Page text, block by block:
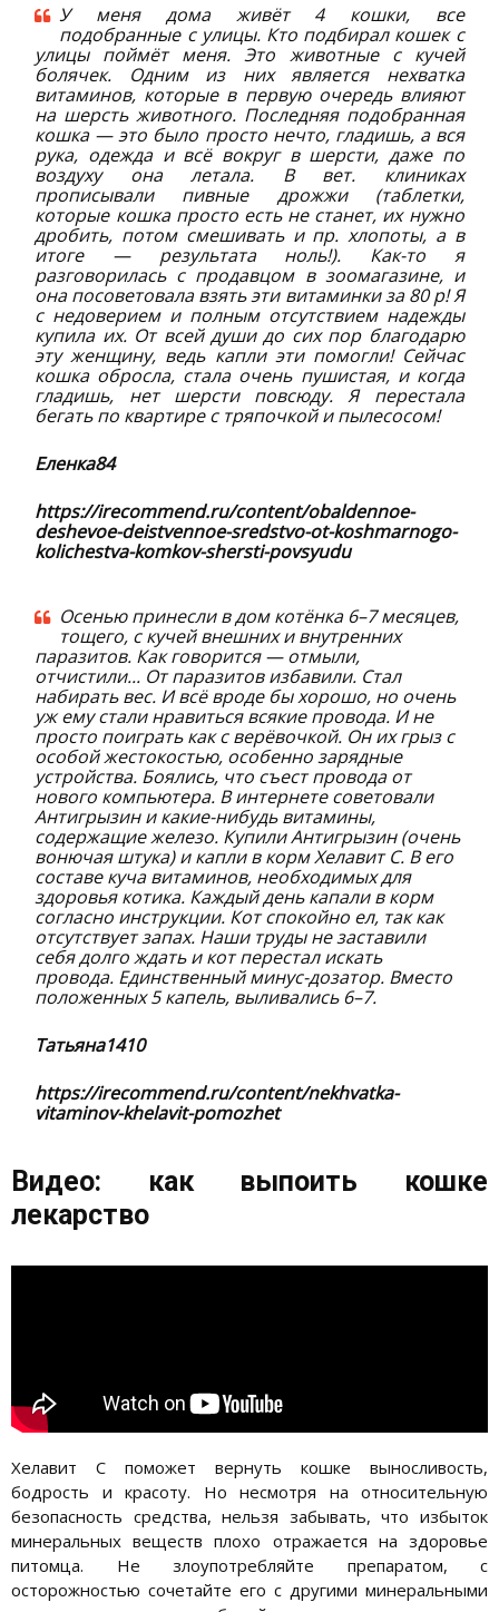
У меня дома живёт 4 кошки, все
подобранные с улицы. Кто подбирал кошек с
улицы поймёт меня. Это животные с кучей
болячек. Одним из них является нехватка
витаминов, которые в первую очередь влияют
на шерсть животного. Последняя подобранная
кошка — это было просто нечто, гладишь, а вся
рука, одежда и всё вокруг в шерсти, даже по
воздуху она летала. В вет. клиниках
прописывали пивные дрожжи (таблетки,
которые кошка просто есть не станет, их нужно
дробить, потом смешивать и пр. хлопоты, а в
итоге — результата ноль!). Как-то я
разговорилась с продавцом в зоомагазине, и
она посоветовала взять эти витаминки за 80 р! Я
с недоверием и полным отсутствием надежды
купила их. От всей души до сих пор благодарю
эту женщину, ведь капли эти помогли! Сейчас
кошка обросла, стала очень пушистая, и когда
гладишь, нет шерсти повсюду. Я перестала
бегать по квартире с тряпочкой и пылесосом!
Еленка84
https://irecommend.ru/content/obaldennoe-
deshevoe-deistvennoe-sredstvo-ot-koshmarnogo-
kolichestva-komkov-shersti-povsyudu
Осенью принесли в дом котёнка 6–7 месяцев,
тощего, с кучей внешних и внутренних
паразитов. Как говорится — отмыли,
отчистили... От паразитов избавили. Стал
набирать вес. И всё вроде бы хорошо, но очень
уж ему стали нравиться всякие провода. И не
просто поиграть как с верёвочкой. Он их грыз с
особой жестокостью, особенно зарядные
устройства. Боялись, что съест провода от
нового компьютера. В интернете советовали
Антигрызин и какие-нибудь витамины,
содержащие железо. Купили Антигрызин (очень
вонючая штука) и капли в корм Хелавит С. В его
составе куча витаминов, необходимых для
здоровья котика. Каждый день капали в корм
согласно инструкции. Кот спокойно ел, так как
отсутствует запах. Наши труды не заставили
себя долго ждать и кот перестал искать
провода. Единственный минус-дозатор. Вместо
положенных 5 капель, выливались 6–7.
Татьяна1410
https://irecommend.ru/content/nekhvatka-
vitaminov-khelavit-pomozhet
Видео: как выпоить кошке
лекарство
Хелавит С поможет вернуть кошке выносливость,
бодрость и красоту. Но несмотря на относительную
безопасность средства, нельзя забывать, что избыток
минеральных веществ плохо отражается на здоровье
питомца. Не злоупотребляйте препаратом, с
осторожностью сочетайте его с другими минеральными